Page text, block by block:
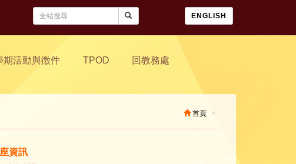
ENGLISH
期活動與徵件 TPOD 回教務處
首頁
資訊